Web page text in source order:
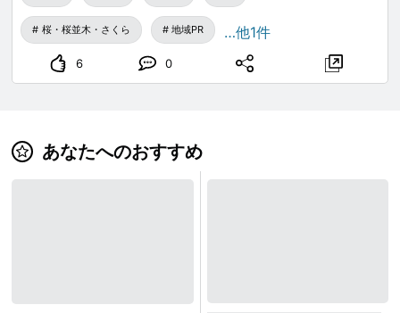
桜・桜並木・さくら 地域PR …他1件
6 0
あなたへのおすすめ